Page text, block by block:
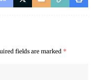
fields are marked *